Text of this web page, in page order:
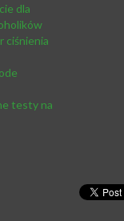
dla
ciśnienia
testy na